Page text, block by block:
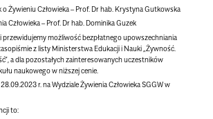
Żywieniu Człowieka – Prof. Dr hab. Krystyna Gutkowska
Człowieka – Prof. Dr hab. Dominika Guzek
przewidujemy możliwość bezpłatnego upowszechniania
z listy Ministerstwa Edukacji i Nauki „Żywność.
a dla pozostałych zainteresowanych uczestników
naukowego w niższej cenie.
r. na Wydziale Żywienia Człowieka SGGW w
to: